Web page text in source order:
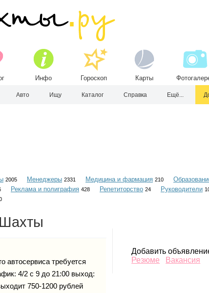
Инфо Гороскоп Карты
Авто Ищу Каталог Справка Ещё...
2005 Менеджеры 2331 Медицина и фармация 210
Реклама и полиграфия 428 Репетиторство 24 Руководители
Шахты
требуется
4/2 с 9 до 21:00 выход:
750-1200 рублей
Добавить
Резюме
Вакансия